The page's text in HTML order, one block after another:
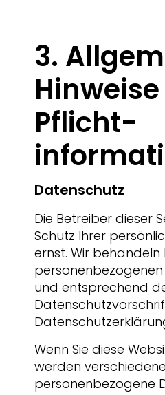
3.
Pflicht­
Datenschutz
Die Betreiber dieser
Schutz Ihrer
ernst. Wir behandeln
und entsprechend
Wenn Sie diese
werden verschiedene
personenbezogene